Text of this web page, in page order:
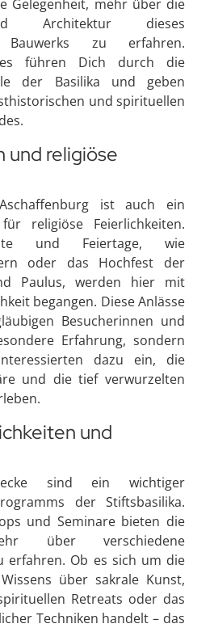
Gelegenheit, mehr über die
Architektur dieses
Bauwerks zu erfahren.
führen Dich durch die
der Basilika und geben
und spirituellen
und religiöse
ist auch ein
religiöse Feierlichkeiten.
und Feiertage, wie
oder das Hochfest der
Paulus, werden hier mit
begangen. Diese Anlässe
Besucherinnen und
Erfahrung, sondern
dazu ein, die
und die tief verwurzelten
und
sind ein wichtiger
der Stiftsbasilika.
und Seminare bieten die
über verschiedene
erfahren. Ob es sich um die
über sakrale Kunst,
Retreats oder das
Techniken handelt – das